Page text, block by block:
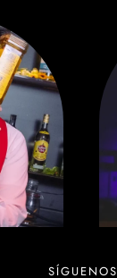
SÍGUENOS